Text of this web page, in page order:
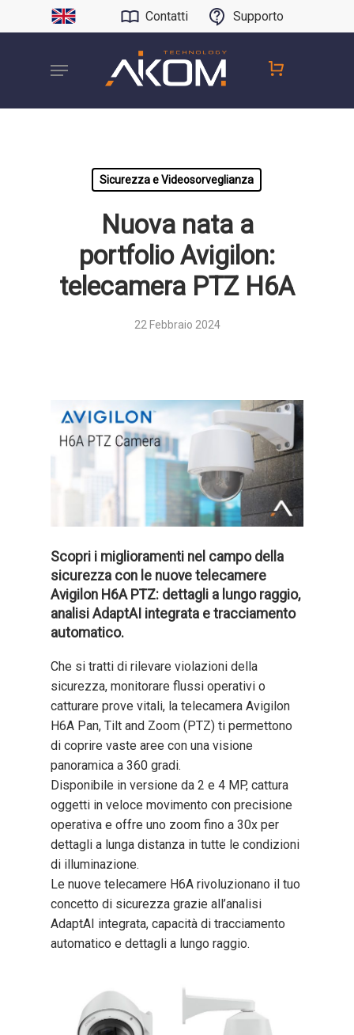
Contatti Supporto
Sicurezza e Videosorveglianza
Nuova nata a
portfolio Avigilon:
telecamera PTZ H6A
22 Febbraio 2024
Scopri i miglioramenti nel campo della
sicurezza con le nuove telecamere
Avigilon H6A PTZ: dettagli a lungo raggio,
analisi AdaptAI integrata e tracciamento
automatico.
Che si tratti di rilevare violazioni della
sicurezza, monitorare flussi operativi o
catturare prove vitali, la telecamera Avigilon
H6A Pan, Tilt and Zoom (PTZ) ti permettono
di coprire vaste aree con una visione
panoramica a 360 gradi.
Disponibile in versione da 2 e 4 MP, cattura
oggetti in veloce movimento con precisione
operativa e offre uno zoom fino a 30x per
dettagli a lunga distanza in tutte le condizioni
di illuminazione.
Le nuove telecamere H6A rivoluzionano il tuo
concetto di sicurezza grazie all’analisi
AdaptAI integrata, capacità di tracciamento
automatico e dettagli a lungo raggio.